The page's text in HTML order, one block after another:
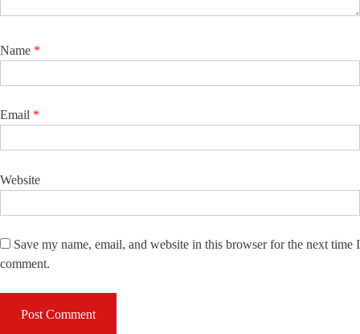
Name *
Email *
Website
Save my name, email, and website in this browser for the next time I
comment.